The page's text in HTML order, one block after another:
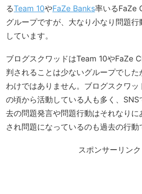
るTeam 10やFaZe Banks率いるFaZe
グループですが、大なり小なり問題行
しています。
ブログスクワッドはTeam 10やFaZe
判されることは少ないグループでした
わけではありません。ブログスクワ
の頃から活動している人も多く、SNS
去の問題発言や問題行動はそれなりに
され問題になっているのも過去の行動
スポンサーリンク